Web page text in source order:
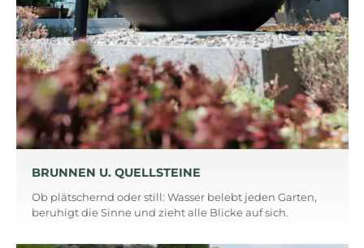
BRUNNEN U. QUELLSTEINE
Ob plätschernd oder still: Wasser belebt jeden Garten,
beruhigt die Sinne und zieht alle Blicke auf sich.